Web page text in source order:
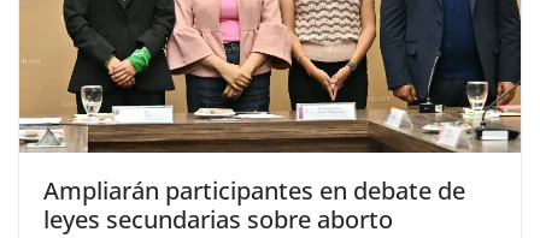
Ampliarán participantes en debate de
leyes secundarias sobre aborto